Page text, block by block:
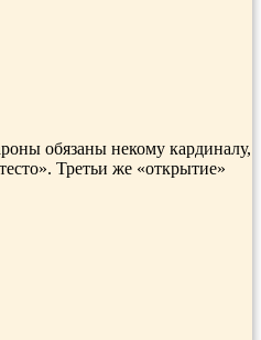
обязаны некому кардиналу,
Третьи же «открытие»